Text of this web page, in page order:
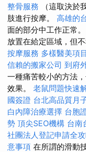
整骨服務 （這取決於
肢進行按摩。 高雄的
面的部分中工作正常
放置在給定區域，但
按摩服務 多樣醫美項
信賴的搬家公司 到府
一種痛苦較小的方法
效果。 老鼠問題快速
國簽證 台北高品質月
白內障治療選擇 台胞
勢 頂尖SEO機構 台南
社團法人登記申請全
意事項 在所謂的滑動